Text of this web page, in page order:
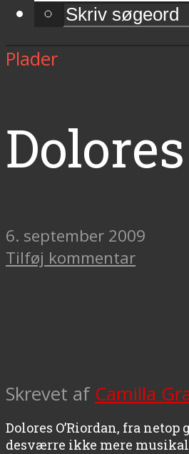
Plader
6. september 2009
Tilføj kommentar
Skrevet af Camilla
Dolores O’Riordan, fra
desværre ikke mere